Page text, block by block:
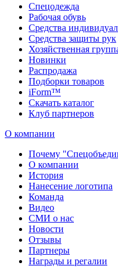
Спецодежда
Рабочая обувь
Средства
Средства защиты рук
Хозяйственная
Новинки
Распродажа
Подборки товаров
iForm™
Скачать каталог
Клуб партнеров
О компании
Почему
О компании
История
Нанесение логотипа
Команда
Видео
СМИ о нас
Новости
Отзывы
Партнеры
Награды и регалии